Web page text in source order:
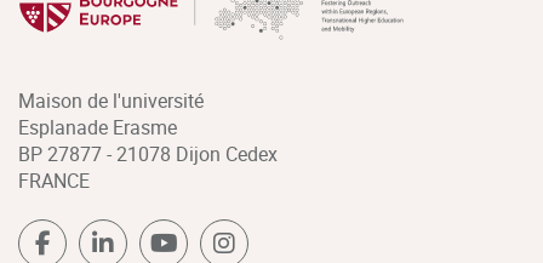
Maison de l'université
Esplanade Erasme
BP 27877 - 21078 Dijon Cedex
FRANCE